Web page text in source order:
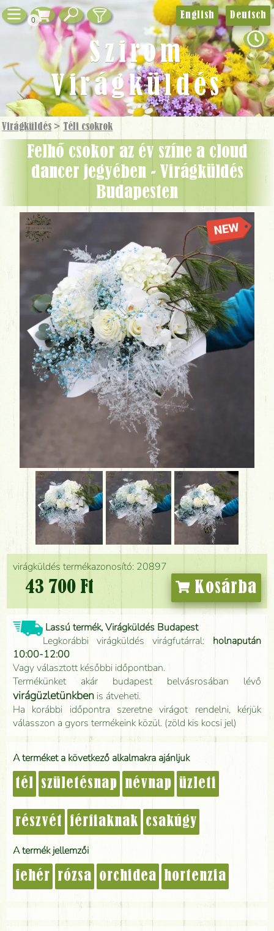
0
Virágküldés > Téli csokrok
Felhő csokor az év színe a cloud
dancer jegyében - Virágküldés
Budapesten
virágküldés termékazonosító: 20897
43 700 Ft Kosárba
Lassú termék, Virágküldés Budapest
Legkorábbi virágküldés virágfutárral: holnapután
10:00-12:00
Vagy választott későbbi időpontban.
Termékünket akár budapest belvásrosában lévő
virágüzletünkben is átveheti.
Ha korábbi időpontra szeretne virágot rendelni, kérjük
válasszon a gyors termékeink közül. (zöld kis kocsi jel)
A terméket a következő alkalmakra ajánljuk
tél születésnap névnap üzleti
részvét férfiaknak csakúgy
A termék jellemzői
fehér rózsa orchidea hortenzia
English Deutsch
Szirom
Virágküldés